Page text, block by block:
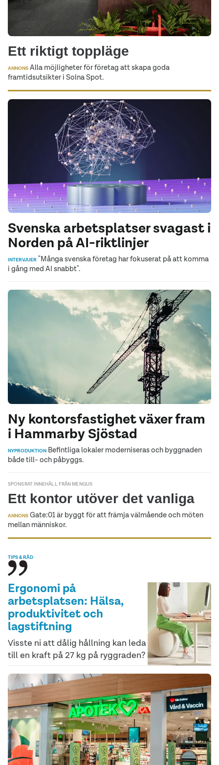
Ett riktigt toppläge
ANNONS Alla möjligheter för företag att skapa goda
framtidsutsikter i Solna Spot.
Svenska arbetsplatser svagast i
Norden på AI-riktlinjer
INTERVJUER "Många svenska företag har fokuserat på att komma
i gång med AI snabbt".
Ny kontorsfastighet växer fram
i Hammarby Sjöstad
NYPRODUKTION Befintliga lokaler moderniseras och byggnaden
både till- och påbyggs.
SPONSRAT INNEHÅLL FRÅN MENGUS
Ett kontor utöver det vanliga
ANNONS Gate:01 är byggt för att främja välmående och möten
mellan människor.
TIPS & RÅD
Ergonomi på
arbetsplatsen: Hälsa,
produktivitet och
lagstiftning
Visste ni att dålig hållning kan leda
till en kraft på 27 kg på ryggraden?